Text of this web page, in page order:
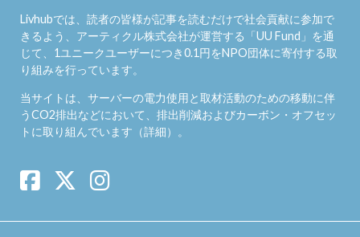
Livhubでは、読者の皆様が記事を読むだけで社会貢献に参加で
きるよう、アーティクル株式会社が運営する「UU Fund 」を通
じて、1ユニークユーザーにつき0.1円をNPO団体に寄付する取
り組みを行っています。
当サイトは、サーバーの電力使用と取材活動のための移動に伴
うCO2排出などにおいて、排出削減およびカーボン・オフセッ
トに取り組んでいます（詳細）。